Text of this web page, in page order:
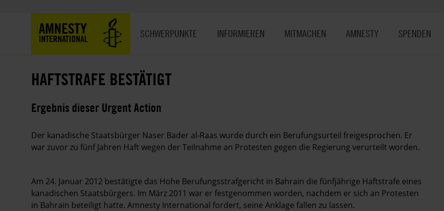
AMNESTY
INTERNATIONAL SCHWERPUNKTE INFORMIEREN MITMACHEN AMNESTY SPENDEN
HAFTSTRAFE BESTÄTIGT
Ergebnis dieser Urgent Action
Der kanadische Staatsbürger Naser Bader al-Raas wurde durch ein Berufungsurteil freigesprochen. Er
war zuvor zu fünf Jahren Haft wegen der Teilnahme an Protesten gegen die Regierung verurteilt worden.
Am 24. Januar 2012 bestätigte das Hohe Berufungsstrafgericht in Bahrain die fünfjährige Haftstrafe eines
kanadischen Staatsbürgers. Im März 2011 war er festgenommen worden, nachdem er sich an Protesten
in Bahrain beteiligt hatte. Amnesty International fordert, seine Anklage fallen zu lassen.